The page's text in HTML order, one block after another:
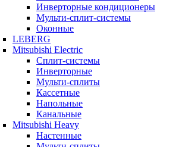
Инверторные кондиционеры
Мульти-сплит-системы
Оконные
LEBERG
Mitsubishi Electric
Cплит-системы
Инверторные
Мульти-сплиты
Кассетные
Напольные
Канальные
Mitsubishi Heavy
Настенные